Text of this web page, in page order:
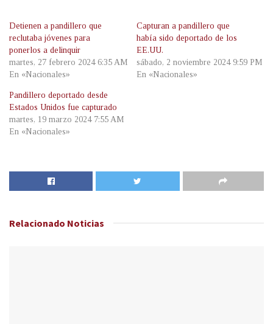
Detienen a pandillero que
reclutaba jóvenes para
ponerlos a delinquir
martes, 27 febrero 2024 6:35 AM
En «Nacionales»
Capturan a pandillero que
había sido deportado de los
EE.UU.
sábado, 2 noviembre 2024 9:59 PM
En «Nacionales»
Pandillero deportado desde
Estados Unidos fue capturado
martes, 19 marzo 2024 7:55 AM
En «Nacionales»
Relacionado Noticias